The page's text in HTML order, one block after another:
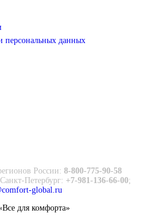
персональных данных
России: 8-800-775-90-58
Санкт-Петербург: +7-981-136-66-00;
global.ru
для комфорта»